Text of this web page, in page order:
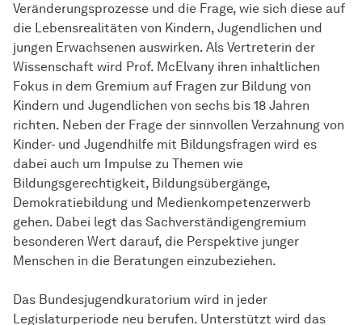
Veränderungsprozesse und die Frage, wie sich diese auf
die Lebensrealitäten von Kindern, Jugendlichen und
jungen Erwachsenen auswirken. Als Vertreterin der
Wissenschaft wird Prof. McElvany ihren inhaltlichen
Fokus in dem Gremium auf Fragen zur Bildung von
Kindern und Jugendlichen von sechs bis 18 Jahren
richten. Neben der Frage der sinnvollen Verzahnung von
Kinder- und Jugendhilfe mit Bildungsfragen wird es
dabei auch um Impulse zu Themen wie
Bildungsgerechtigkeit, Bildungsübergänge,
Demokratiebildung und Medienkompetenzerwerb
gehen. Dabei legt das Sachverständigengremium
besonderen Wert darauf, die Perspektive junger
Menschen in die Beratungen einzubeziehen.
Das Bundesjugendkuratorium wird in jeder
Legislaturperiode neu berufen. Unterstützt wird das